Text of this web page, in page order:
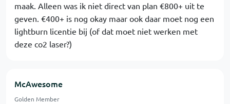
maak. Alleen was ik niet direct van plan €800+ uit te
geven. €400+ is nog okay maar ook daar moet nog een
lightburn licentie bij (of dat moet niet werken met
deze co2 laser?)
McAwesome
Golden Member